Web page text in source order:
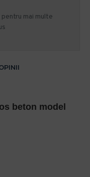
mai multe
beton model